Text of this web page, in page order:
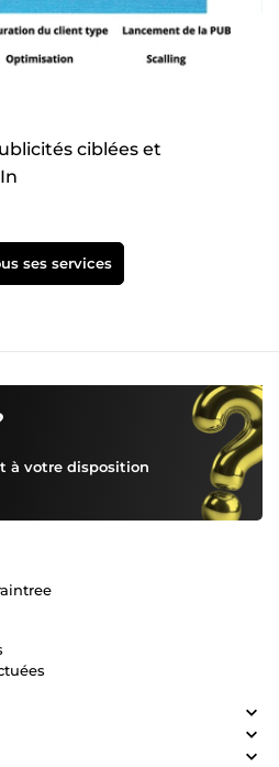
ciblées et
ses services
à votre disposition